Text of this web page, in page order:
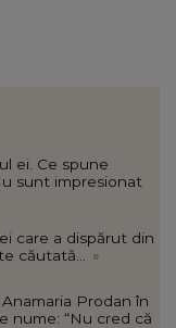
ei. Ce spune
sunt impresionat
care a dispărut din
căutată...
»
Prodan în
nume: “Nu cred că